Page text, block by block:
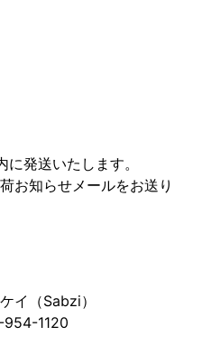
発送いたします。
お知らせメールをお送り
ケイ（Sabzi）
954-1120